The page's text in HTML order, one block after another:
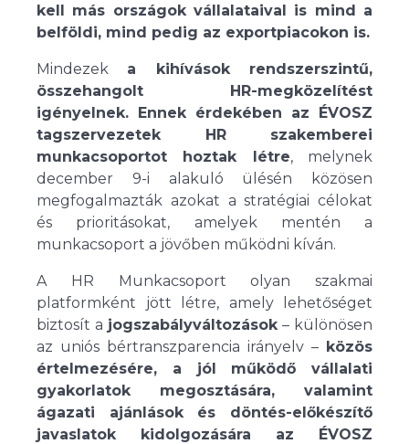
kell más országok vállalataival is mind a
belföldi, mind pedig az exportpiacokon is.
Mindezek a kihívások rendszerszintű,
összehangolt HR-megközelítést
igényelnek. Ennek érdekében az ÉVOSZ
tagszervezetek HR szakemberei
munkacsoportot hoztak létre, melynek
december 9-i alakuló ülésén közösen
megfogalmazták azokat a stratégiai célokat
és prioritásokat, amelyek mentén a
munkacsoport a jövőben működni kíván.
A HR Munkacsoport olyan szakmai
platformként jött létre, amely lehetőséget
biztosít a jogszabályváltozások – különösen
az uniós bértranszparencia irányelv – közös
értelmezésére, a jól működő vállalati
gyakorlatok megosztására, valamint
ágazati ajánlások és döntés-előkészítő
javaslatok kidolgozására az ÉVOSZ